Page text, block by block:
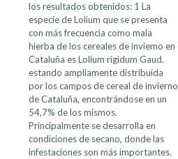
los resultados obtenidos: 1 La
especie de Lolium que se presenta
con más frecuencia como mala
hierba de los cereales de inviemo en
Cataluña es Lolium rigidum Gaud.
estando ampliamente distribuida
por los campos de cereal de invierno
de Cataluña, encontrándose en un
54,7% de los mismos.
Principalmente se desarrolla en
condiciones de secano, donde las
infestaciones son más importantes.